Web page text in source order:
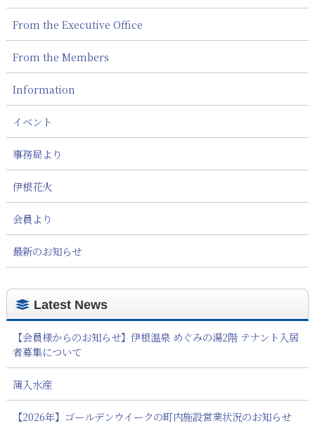
From the Executive Office
From the Members
Information
イベント
事務局より
伊根花火
会員より
最新のお知らせ
Latest News
【会員様からのお知らせ】伊根温泉 めぐみの湯2階 テナント入居
者募集について
蒲入水産
【2026年】ゴールデンウイークの町内施設営業状況のお知らせ